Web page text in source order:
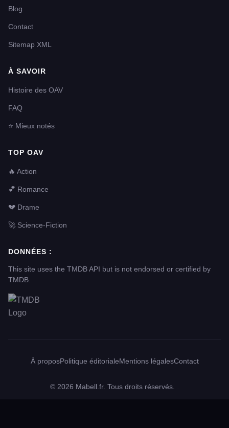
Blog
Contact
Sitemap XML
À SAVOIR
Histoire des OAV
FAQ
⭐ Mieux notés
TOP OAV
🔥 Action
💕 Romance
💔 Drame
🚀 Science-Fiction
DONNÉES :
This site uses the TMDB API but is not endorsed or certified by
TMDB.
À proposPolitique éditorialeMentions légalesContact
© 2026 Mabell.fr. Tous droits réservés.